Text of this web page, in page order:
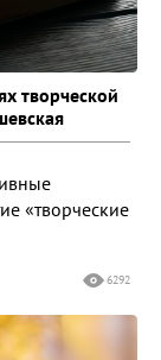
творческой
«творческие
6292